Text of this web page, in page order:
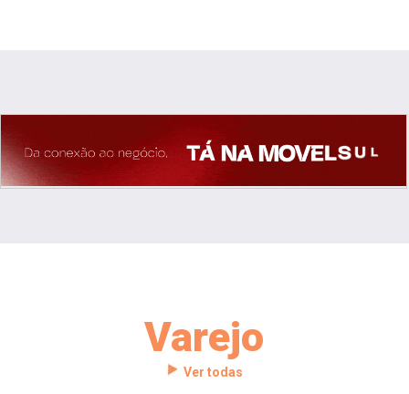
Varejo
Ver todas